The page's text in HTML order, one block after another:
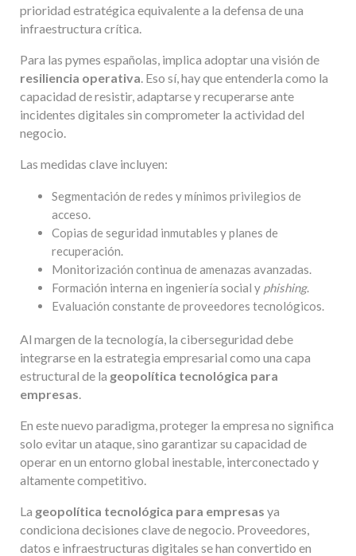
prioridad estratégica equivalente a la defensa de una
infraestructura crítica.
Para las pymes españolas, implica adoptar una visión de
resiliencia operativa . Eso sí, hay que entenderla como la
capacidad de resistir, adaptarse y recuperarse ante
incidentes digitales sin comprometer la actividad del
negocio.
Las medidas clave incluyen:
Segmentación de redes y mínimos privilegios de
acceso.
Copias de seguridad inmutables y planes de
recuperación.
Monitorización continua de amenazas avanzadas.
Formación interna en ingeniería social y phishing.
Evaluación constante de proveedores tecnológicos.
Al margen de la tecnología, la ciberseguridad debe
integrarse en la estrategia empresarial como una capa
estructural de la geopolítica tecnológica para
empresas
En este nuevo paradigma, proteger la empresa no significa
solo evitar un ataque, sino garantizar su capacidad de
operar en un entorno global inestable, interconectado y
altamente competitivo.
La geopolítica tecnológica para empresas ya
condiciona decisiones clave de negocio. Proveedores,
datos e infraestructuras digitales se han convertido en